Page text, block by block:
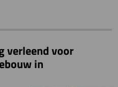
verleend voor
in